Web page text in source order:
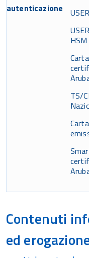
autenticazione
HSM
TS/
Contenuti
ed